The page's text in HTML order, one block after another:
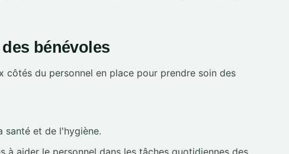
bénévoles
du personnel en place pour prendre soin des
santé et de l'hygiène.